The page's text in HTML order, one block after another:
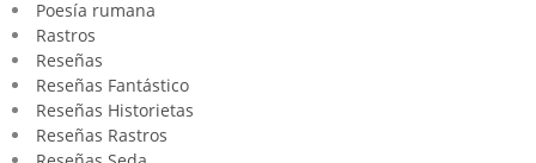
Poesía rumana
Rastros
Reseñas
Reseñas Fantástico
Reseñas Historietas
Reseñas Rastros